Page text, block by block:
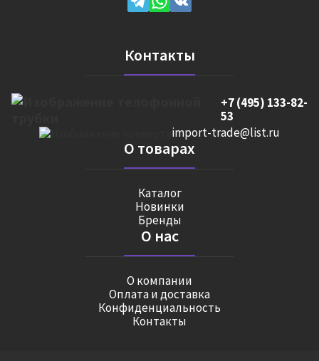
Контакты
+7 (495) 133-82-
53
import-trade@list.ru
О товарах
Каталог
Новинки
Бренды
О нас
О компании
Оплата и доставка
Конфиденциальность
Контакты